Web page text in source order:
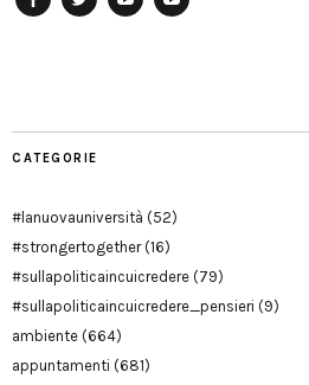
CATEGORIE
#lanuovauniversità (52)
#strongertogether(16)
#sullapoliticaincuicredere (79)
#sullapoliticaincuicredere_pensieri (9)
ambiente (664)
appuntamenti (681)